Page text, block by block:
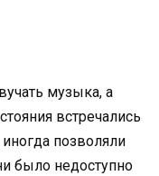
музыка, а
встречались
позволяли
было недоступно